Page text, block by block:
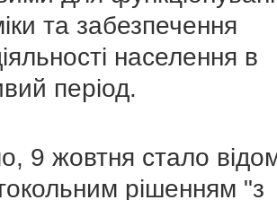
та забезпечення
населення в
період.
9 жовтня стало
рішенням "з